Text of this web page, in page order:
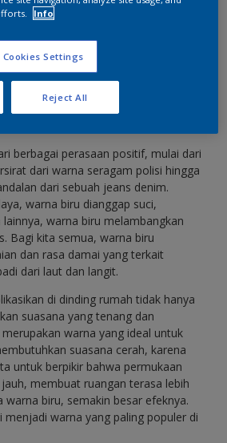
ternyata warna favorit
berbagai perasaan positif, mulai dari
dari warna seragam polisi hingga
dari sebuah jeans denim.
warna biru dianggap suci,
warna biru melambangkan
Bagi kita semua, warna biru
dan rasa damai yang terkait
dari laut dan langit.
di dinding rumah tidak hanya
suasana yang tenang dan
warna yang ideal untuk
suasana cerah, karena
untuk berpikir bahwa permukaan
membuat ruangan terasa lebih
warna biru, semakin besar efeknya.
menjadi warna yang paling populer di
Info
Cookies Settings
Reject All